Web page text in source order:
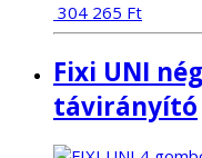
304 265 Ft
Fixi UNI
távirányító